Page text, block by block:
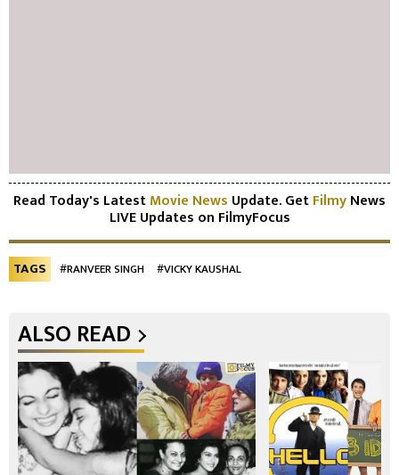
Read Today's LatestMovie News Update. GetFilmyNews
LIVE Updates on FilmyFocus
TAGS #RANVEER SINGH #VICKY KAUSHAL
ALSO READ